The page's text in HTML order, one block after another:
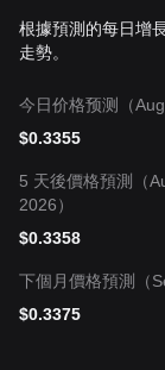
根據預測的每日增
走勢。
今日价格预测（Aug
$0.3355
5 天後價格預測（
2026）
$0.3358
下個月價格預測（
$0.3375